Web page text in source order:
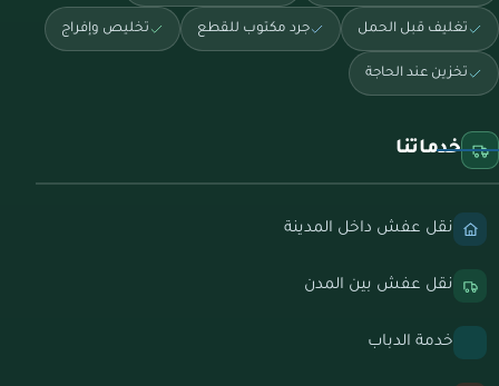
تغليف قبل الحمل جرد مكتوب للقطع تخليص وإفراج
تخزين عند الحاجة
خدماتنا
نقل عفش داخل المدينة
نقل عفش بين المدن
خدمة الدباب